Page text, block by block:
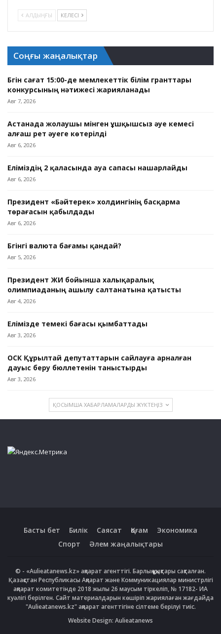
АЛДЫҢҒЫ КЕЛЕСІ
Соңғы жаңалықтар
Бүгін сағат 15:00-де мемлекеттік білім гранттары
конкурсының нәтижесі жарияланады
Авг 7, 2026
Астанада жолаушы мінген ұшқышсыз әуе кемесі
алғаш рет әуеге көтерілді
Авг 6, 2026
Еліміздің 2 қаласында ауа сапасы нашарлайды
Авг 6, 2026
Президент «Бәйтерек» холдингінің басқарма
төрағасын қабылдады
Авг 6, 2026
Бүгінгі валюта бағамы қандай?
Авг 5, 2026
Президент ЖИ бойынша халықаралық
олимпиаданың ашылу салтанатына қатысты
Авг 4, 2026
Елімізде темекі бағасы қымбаттады
Авг 3, 2026
ОСК Құрылтай депутаттарын сайлауға арналған
дауыс беру бюллетенін таныстырды
Авг 3, 2026
ҚОСЫМША ХАБАРЛАМАЛАРДЫ ЖҮКТЕҢІЗ
Басты бет Билік Саясат Қоғам
Экономика
Спорт
Әлем жаңалықтары
© - «Aulieatanews.kz» ақпарат агенттігі. Барлық құқықтары сақталған.
Қазақстан Республикасы Ақпарат және Коммуникациялар министрлігі
ақпарат комитетінде 2018 жылы 26 маусым тіркеліп, № 17182- ИА
куәлігі берілген. Сайт материалдарын көшіріп жариялаған жағдайда
"Aulieatanews.kz" ақпарат агенттігіне сілтеме берілуі тиіс.
Website Design: Aulieatanews